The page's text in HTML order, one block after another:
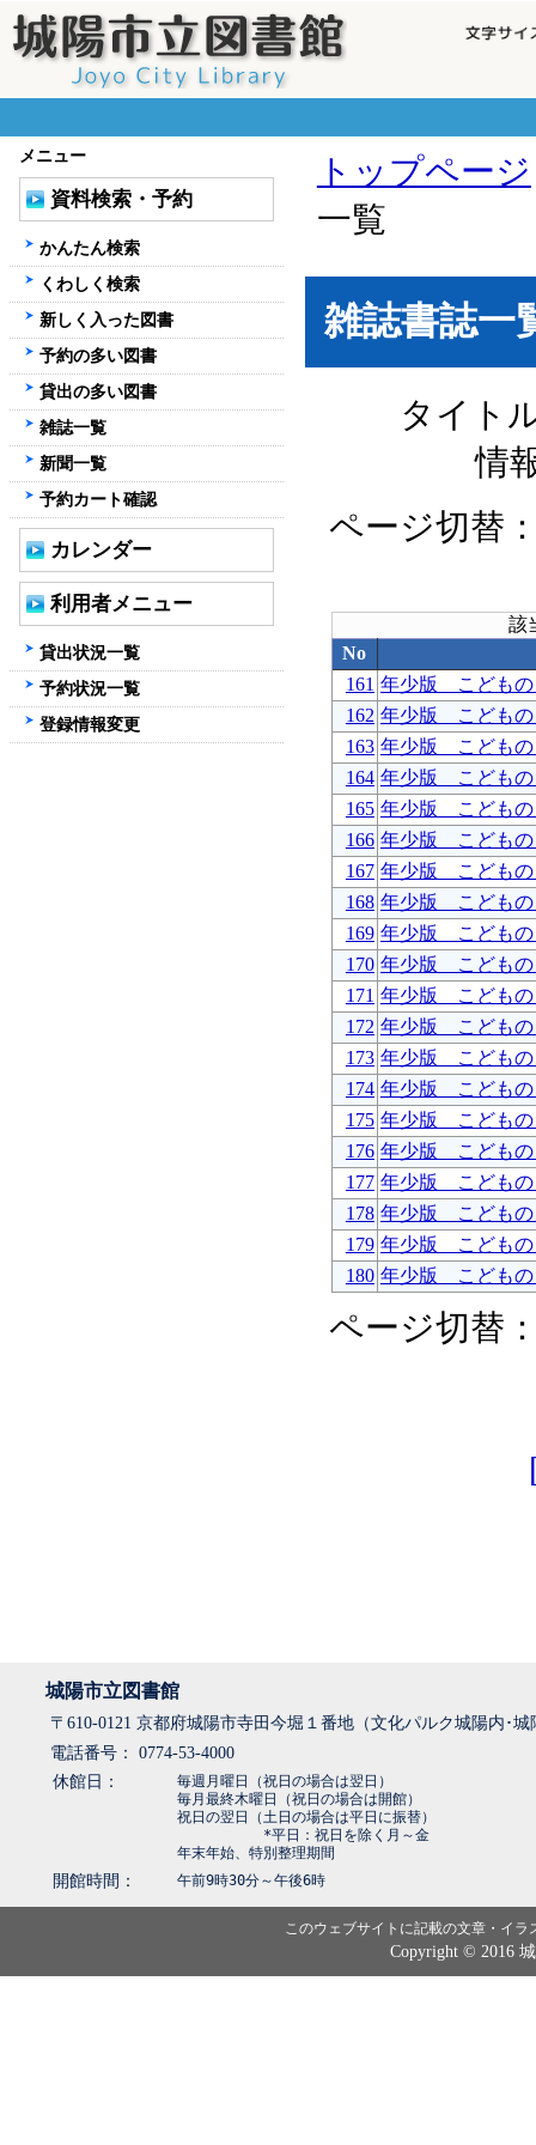
トップページ
一覧
雑誌書誌一
タイト
情
ページ切替
該
No
161 年少版 こども
162 年少版 こども
163 年少版 こども
164 年少版 こども
165 年少版 こども
166 年少版 こども
167 年少版 こども
168 年少版 こども
169 年少版 こども
170 年少版 こども
171 年少版 こども
172 年少版 こども
173 年少版 こども
174 年少版 こども
175 年少版 こども
176 年少版 こども
177 年少版 こども
178 年少版 こども
179 年少版 こども
180 年少版 こども
ページ切替
メニュー
資料検索・予約
かんたん検索
くわしく検索
新しく入った図書
予約の多い図書
貸出の多い図書
雑誌一覧
新聞一覧
予約カート確認
カレンダー
利用者メニュー
貸出状況一覧
予約状況一覧
登録情報変更
城陽市立図書館
〒610-0121 京都府城陽市寺田今堀１番地（文化パルク城陽内･
電話番号： 0774-53-4000
休館日：
毎週月曜日（祝日の場合は翌日）
毎月最終木曜日（祝日の場合は開館）
祝日の翌日（土日の場合は平日に振替）
*平日：祝日を除く月～金
年末年始、特別整理期間
開館時間： 午前9時30分～午後6時
このウェブサイトに記載の文章・イ
Copyright © 2016